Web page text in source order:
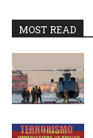
MOST READ